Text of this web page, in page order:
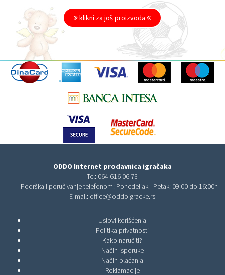
klikni za još proizvoda
ODDO Internet prodavnica igračaka
Tel: 064 616 06 73
Podrška i poručivanje telefonom: Ponedeljak - Petak: 09:00 do 16:00h
E-mail: office@oddoigracke.rs
Uslovi korišćenja
Politika privatnosti
Kako naručiti?
Način isporuke
Način plaćanja
Reklamacije